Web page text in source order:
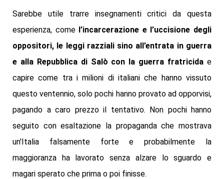
Sarebbe utile trarre insegnamenti critici da questa
esperienza, come l’incarcerazione e l’uccisione degli
oppositori, le leggi razziali sino all’entrata in guerra
e alla Repubblica di Salò con la guerra fratricida e
capire come tra i milioni di italiani che hanno vissuto
questo ventennio, solo pochi hanno provato ad opporvisi,
pagando a caro prezzo il tentativo. Non pochi hanno
seguito con esaltazione la propaganda che mostrava
un'Italia falsamente forte e probabilmente la
maggioranza ha lavorato senza alzare lo sguardo e
magari sperato che prima o poi finisse.